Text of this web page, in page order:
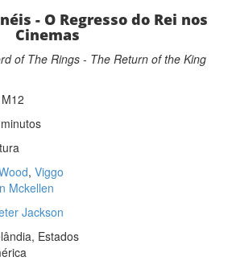
- O Regresso do Rei nos
Cinemas
of The Rings - The Return of the King
M12
, Viggo
Mckellen
Jackson
Estados